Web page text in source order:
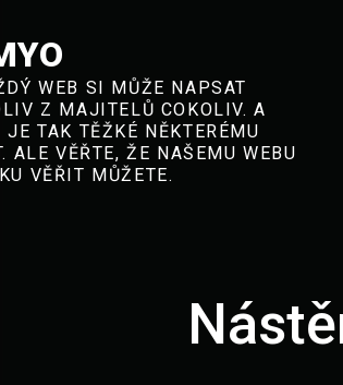
WEB SI MŮŽE NAPSAT
Z MAJITELŮ COKOLIV. A
JE TAK TĚŽKÉ NĚKTERÉMU
ALE VĚŘTE, ŽE NAŠEMU WEBU
VĚŘIT MŮŽETE.